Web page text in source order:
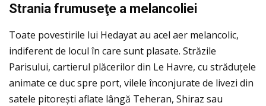
Strania frumuseţe a melancoliei
Toate povestirile lui Hedayat au acel aer melancolic,
indiferent de locul în care sunt plasate. Străzile
Parisului, cartierul plăcerilor din Le Havre, cu străduţele
animate ce duc spre port, vilele înconjurate de livezi din
satele pitorești aflate lângă Teheran, Shiraz sau